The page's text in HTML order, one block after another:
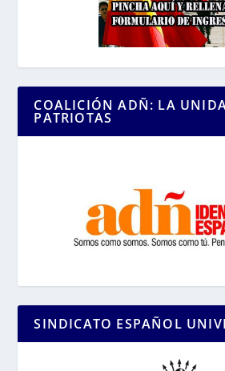
COALICIÓN ADÑ: LA
PATRIOTAS
SINDICATO ESPAÑOL